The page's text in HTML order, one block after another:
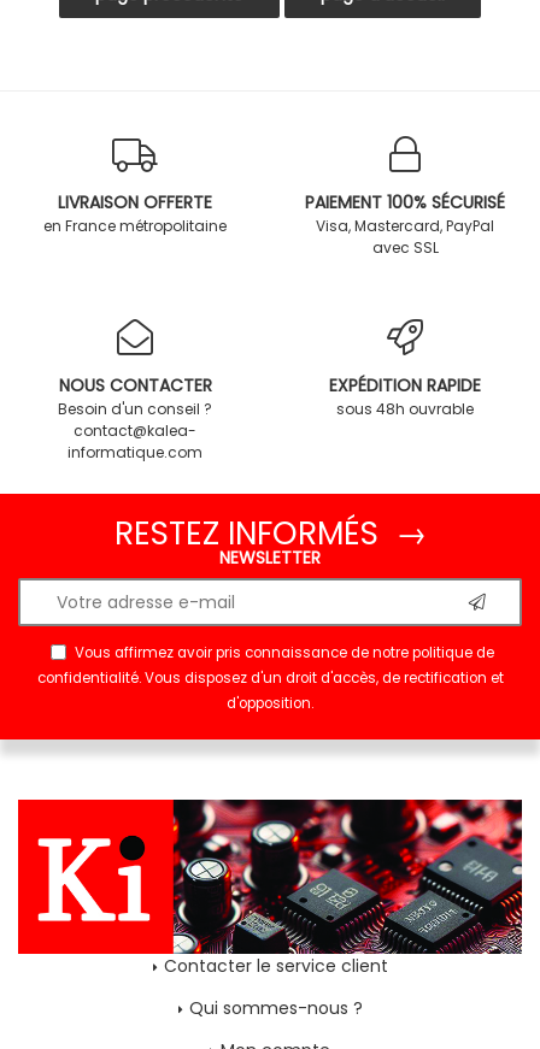
LIVRAISON OFFERTE
en France métropolitaine
PAIEMENT 100% SÉCURISÉ
Visa, Mastercard, PayPal
avec SSL
NOUS CONTACTER
Besoin d'un conseil ?
contact@kalea-
informatique.com
EXPÉDITION RAPIDE
sous 48h ouvrable
RESTEZ INFORMÉS →
NEWSLETTER
Vous affirmez avoir pris connaissance de notrepolitique de
confidentialité. Vous disposez d'un droit d'accès, de rectification et
d'opposition.
Contacter le service client
Qui sommes-nous ?